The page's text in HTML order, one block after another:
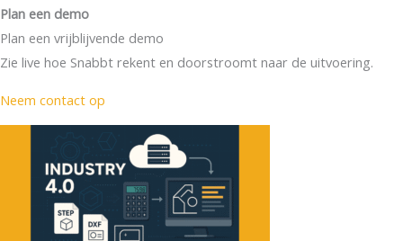
Plan een demo
Plan een vrijblijvende demo
Zie live hoe Snabbt rekent en doorstroomt naar de uitvoering.
Neem contact op